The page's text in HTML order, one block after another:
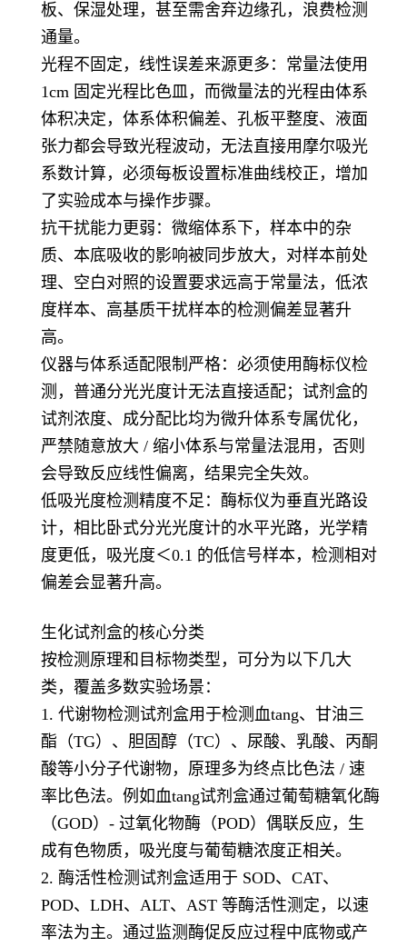
板、保湿处理，甚至需舍弃边缘孔，浪费检测
通量。
光程不固定，线性误差来源更多：常量法使用
1cm 固定光程比色皿，而微量法的光程由体系
体积决定，体系体积偏差、孔板平整度、液面
张力都会导致光程波动，无法直接用摩尔吸光
系数计算，必须每板设置标准曲线校正，增加
了实验成本与操作步骤。
抗干扰能力更弱：微缩体系下，样本中的杂
质、本底吸收的影响被同步放大，对样本前处
理、空白对照的设置要求远高于常量法，低浓
度样本、高基质干扰样本的检测偏差显著升
高。
仪器与体系适配限制严格：必须使用酶标仪检
测，普通分光光度计无法直接适配；试剂盒的
试剂浓度、成分配比均为微升体系专属优化，
严禁随意放大 / 缩小体系与常量法混用，否则
会导致反应线性偏离，结果完全失效。
低吸光度检测精度不足：酶标仪为垂直光路设
计，相比卧式分光光度计的水平光路，光学精
度更低，吸光度＜0.1 的低信号样本，检测相对
偏差会显著升高。
生化试剂盒的核心分类
按检测原理和目标物类型，可分为以下几大
类，覆盖多数实验场景：
1. 代谢物检测试剂盒用于检测血tang、甘油三
酯（TG）、胆固醇（TC）、尿酸、乳酸、丙酮
酸等小分子代谢物，原理多为终点比色法 / 速
率比色法。例如血tang试剂盒通过葡萄糖氧化酶
（GOD）- 过氧化物酶（POD）偶联反应，生
成有色物质，吸光度与葡萄糖浓度正相关。
2. 酶活性检测试剂盒适用于 SOD、CAT、
POD、LDH、ALT、AST 等酶活性测定，以速
率法为主。通过监测酶促反应过程中底物或产